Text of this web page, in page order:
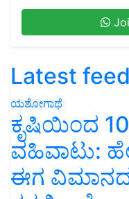
Latest
ಯಶೋಗಾಥೆ
ಕೃಷಿಯಿಂದ
ವಹಿವಾಟು:
ಈಗ ವಿಮಾನದ